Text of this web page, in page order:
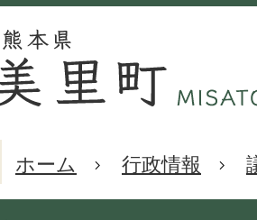
ホーム 行政情報